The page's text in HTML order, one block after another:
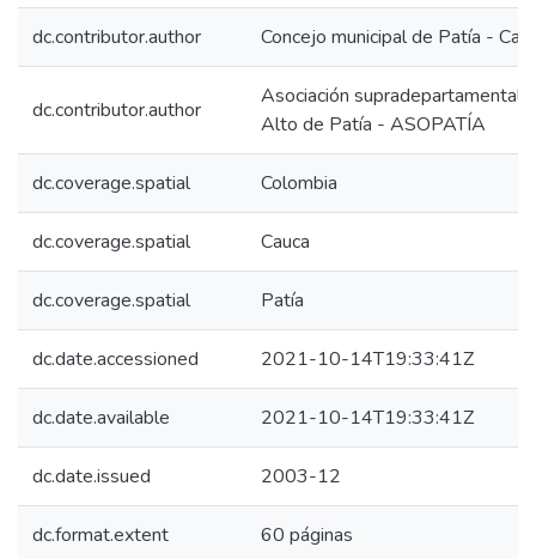
dc.contributor.author Concejo municipal de Patía -
dc.contributor.author
Asociación supradepartamental
Alto de Patía - ASOPATÍA
dc.coverage.spatial Colombia
dc.coverage.spatial Cauca
dc.coverage.spatial Patía
dc.date.accessioned 2021-10-14T19:33:41Z
dc.date.available 2021-10-14T19:33:41Z
dc.date.issued 2003-12
dc.format.extent 60 páginas